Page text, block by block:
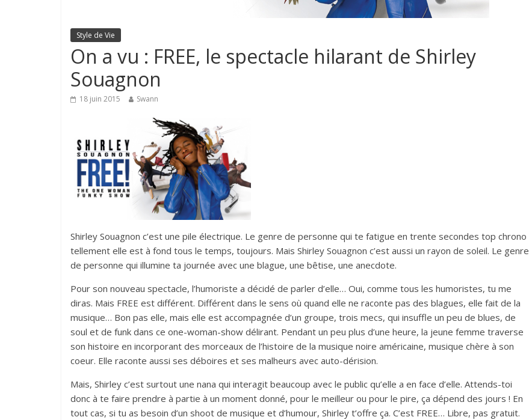
Style de Vie
On a vu : FREE, le spectacle hilarant de Shirley
Souagnon
18 juin 2015 Swann
Shirley Souagnon c’est une pile électrique. Le genre de personne qui te fatigue en trente secondes top chrono
tellement elle est à fond tous le temps, toujours. Mais Shirley Souagnon c’est aussi un rayon de soleil. Le genre
de personne qui illumine ta journée avec une blague, une bêtise, une anecdote.
Pour son nouveau spectacle, l’humoriste a décidé de parler d’elle… Oui, comme tous les humoristes, tu me
diras. Mais FREE est différent. Différent dans le sens où quand elle ne raconte pas des blagues, elle fait de la
musique… Bon pas elle, mais elle est accompagnée d’un groupe, trois mecs, qui insuffle un peu de blues, de
soul et de funk dans ce one-woman-show délirant. Pendant un peu plus d’une heure, la jeune femme traverse
son histoire en incorporant des morceaux de l’histoire de la musique noire américaine, musique chère à son
coeur. Elle raconte aussi ses déboires et ses malheurs avec auto-dérision.
Mais, Shirley c’est surtout une nana qui interagit beaucoup avec le public qu’elle a en face d’elle. Attends-toi
donc à te faire prendre à partie à un moment donné, pour le meilleur ou pour le pire, ça dépend des jours ! En
tout cas, si tu as besoin d’un shoot de musique et d’humour, Shirley t’offre ça. C’est FREE… Libre, pas gratuit.